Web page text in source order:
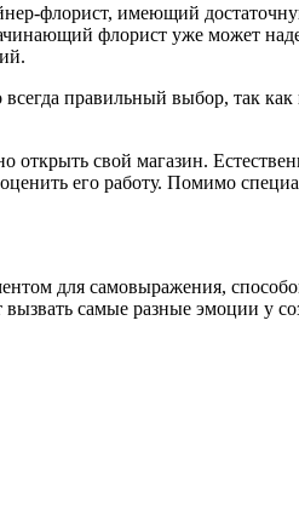
флорист, имеющий
флорист уже может
всегда правильный выбор, так
свой магазин.
его работу. Помимо
для самовыражения,
самые разные эмоции у